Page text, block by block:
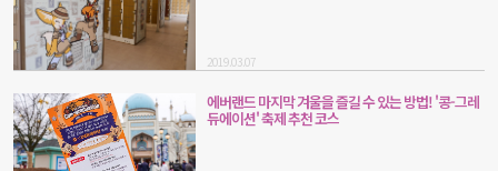
2019.03.07
에버랜드 마지막 겨울을 즐길 수 있는 방법! '콩-그레
듀에이션' 축제 추천 코스